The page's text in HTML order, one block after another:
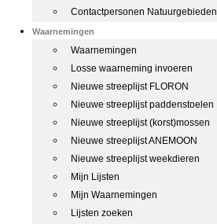
Contactpersonen Natuurgebieden
Waarnemingen
Waarnemingen
Losse waarneming invoeren
Nieuwe streeplijst FLORON
Nieuwe streeplijst paddenstoelen
Nieuwe streeplijst (korst)mossen
Nieuwe streeplijst ANEMOON
Nieuwe streeplijst weekdieren
Mijn Lijsten
Mijn Waarnemingen
Lijsten zoeken